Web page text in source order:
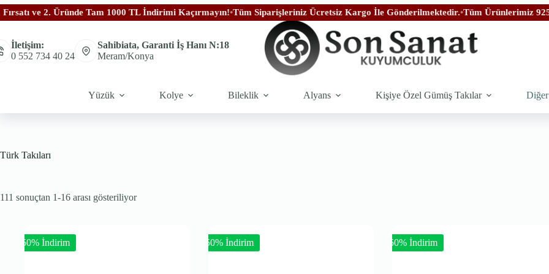
2. Üründe Tam 1000 TL İndirimi Kaçırmayın!•Tüm Siparişleriniz Ücretsiz Kargo İle Gönderilmektedir.•Tüm Ürünlerimiz 925
İletişim:
0 552 734 40 24
Sahibiata, Garanti İş Hanı N:18
Meram/Konya
Yüzük Kolye Bileklik Alyans Kişiye Özel Gümüş Takılar
Türk Takıları
111 sonuçtan 1-16 arası gösteriliyor
-50% İndirim -50% İndirim -50% İndirim